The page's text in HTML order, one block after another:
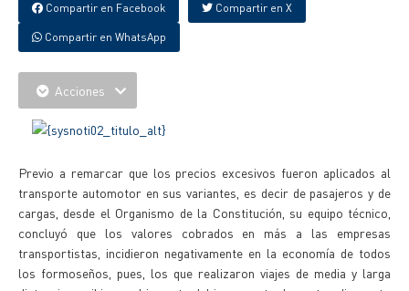
Compartir en Facebook Compartir en X
Compartir en WhatsApp
Acciones
Previo a remarcar que los precios excesivos fueron aplicados al
transporte automotor en sus variantes, es decir de pasajeros y de
cargas, desde el Organismo de la Constitución, su equipo técnico,
concluyó que los valores cobrados en más a las empresas
transportistas, incidieron negativamente en la economía de todos
los formoseños, pues, los que realizaron viajes de media y larga